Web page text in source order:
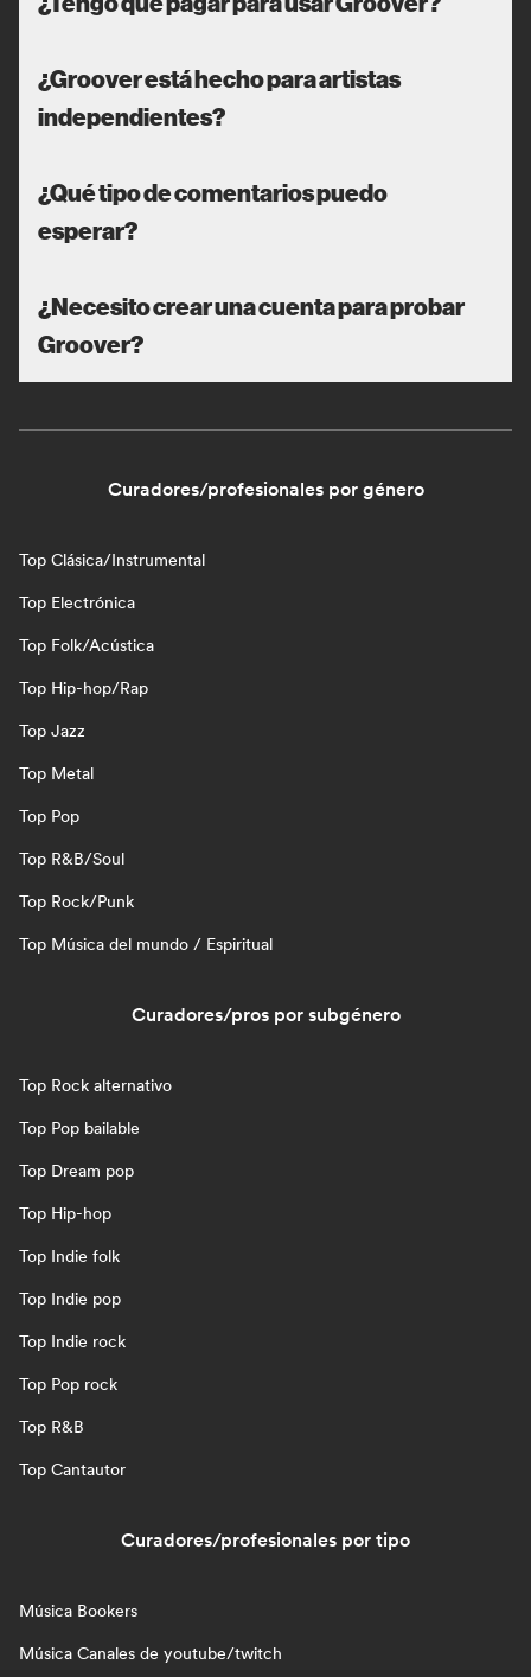
¿Groover está hecho para artistas
independientes?
¿Qué tipo de comentarios puedo
esperar?
¿Necesito crear una cuenta para probar
Groover?
Curadores/profesionales por género
Top Clásica/Instrumental
Top Electrónica
Top Folk/Acústica
Top Hip-hop/Rap
Top Jazz
Top Metal
Top Pop
Top R&B/Soul
Top Rock/Punk
Top Música del mundo / Espiritual
Curadores/pros por subgénero
Top Rock alternativo
Top Pop bailable
Top Dream pop
Top Hip-hop
Top Indie folk
Top Indie pop
Top Indie rock
Top Pop rock
Top R&B
Top Cantautor
Curadores/profesionales por tipo
Música Bookers
Música Canales de youtube/twitch